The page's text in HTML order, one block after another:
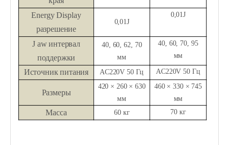
EnergyDisplay
разрешение
0,01J
0,01J
J aw интервал
поддержки
40, 60, 62, 70
мм
40, 60, 70, 95
мм
Источник питания AC220V 50 Гц AC220V 50 Гц
Размеры
420 × 260 × 630
мм
460 × 330 × 745
мм
Масса 60 кг 70 кг